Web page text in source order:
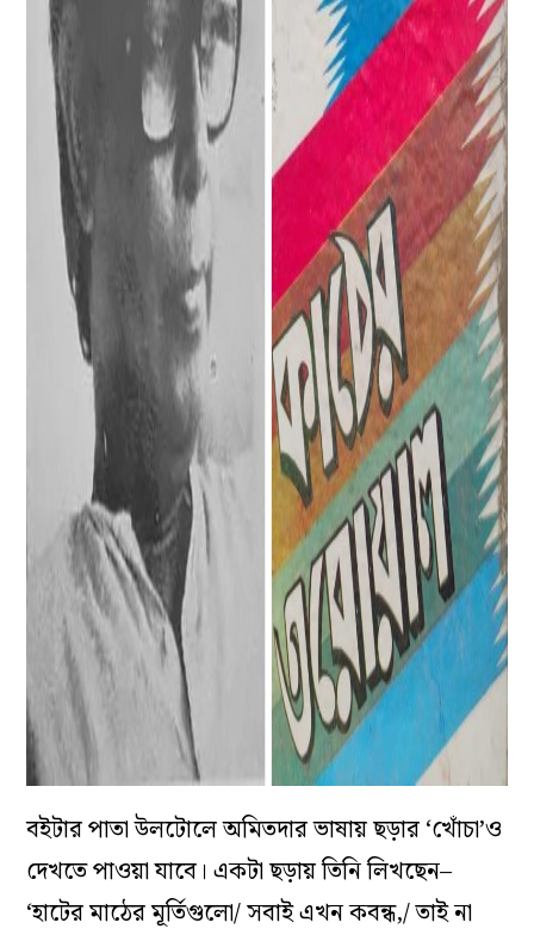
বইটার পাতা উলটোলে অমিতদার ভাষায় ছড়ার ‘খোঁচা’ও
দেখতে পাওয়া যাবে। একটা ছড়ায় তিনি লিখছেন–
‘হাটের মাঠের মূর্তিগুলো/ সবাই এখন কবন্ধ,/ তাই না